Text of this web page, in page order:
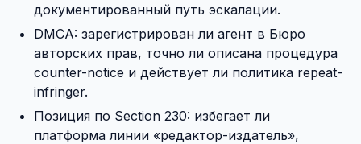
документированный путь эскалации.
DMCA: зарегистрирован ли агент в Бюро
авторских прав, точно ли описана процедура
counter-notice и действует ли политика repeat-
infringer.
Позиция по Section 230: избегает ли
платформа линии «редактор-издатель»,